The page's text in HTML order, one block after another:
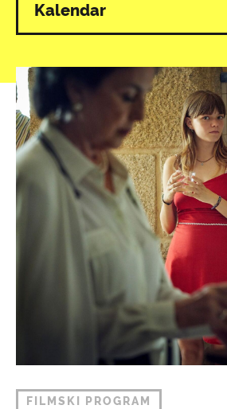
Kalendar
FILMSKI PROGRAM